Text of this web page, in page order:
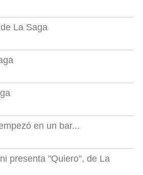
La Saga
en un bar...
presenta "Quiero", de La